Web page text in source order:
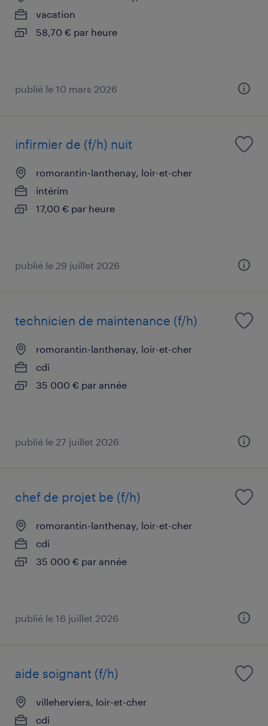
vacation
58,70 € par heure
publié le 10 mars 2026
infirmier de (f/h) nuit
romorantin-lanthenay, loir-et-cher
intérim
17,00 € par heure
publié le 29 juillet 2026
technicien de maintenance (f/h)
romorantin-lanthenay, loir-et-cher
cdi
35 000 € par année
publié le 27 juillet 2026
chef de projet be (f/h)
romorantin-lanthenay, loir-et-cher
cdi
35 000 € par année
publié le 16 juillet 2026
aide soignant (f/h)
villeherviers, loir-et-cher
cdi